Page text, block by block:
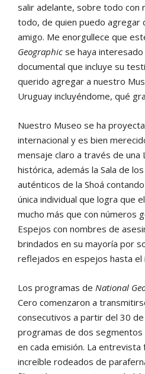
salir adelante, sobre todo con
todo, de quien puedo agregar
amigo. Me enorgullece que
Geographic se haya
documental que incluye su
querido agregar a nuestro
Uruguay incluyéndome, qué
Nuestro Museo se ha
internacional y es bien
mensaje claro a través de una
histórica, además la Sala de
auténticos de la Shoá
única individual que logra que
mucho más que con números
Espejos con nombres de
brindados en su mayoría por
reflejados en espejos hasta el
Los programas de National
Cero comenzaron a
consecutivos a partir del 30
programas de dos
en cada emisión. La entrevista
increíble rodeados de